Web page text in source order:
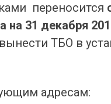
переносится
на 31 декабря
ТБО в
адресам: